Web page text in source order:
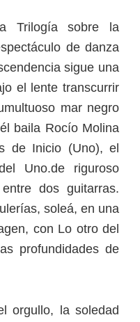
Trilogía sobre la
de danza
sigue una
el lente transcurrir
mar negro
baila Rocío Molina
de Inicio (Uno), el
Uno.de riguroso
dos guitarras.
soleá, en una
con Lo otro del
profundidades de
orgullo, la soledad